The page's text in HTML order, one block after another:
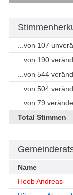
...von 107
...von 190
...von 544
...von 504
...von 79
Total Stimmen
Name
Heeb Andreas